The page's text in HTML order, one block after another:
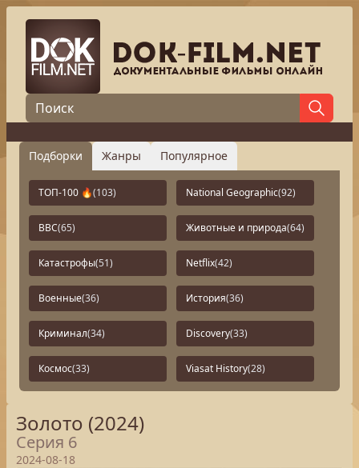
Подборки Жанры Популярное
ТОП-100 🔥(103) National Geographic(92)
BBC(65) Животные и природа(64)
Катастрофы(51) Netflix(42)
Военные(36) История(36)
Криминал(34) Discovery(33)
Космос(33) Viasat History(28)
Золото (2024)
Серия 6
2024-08-18